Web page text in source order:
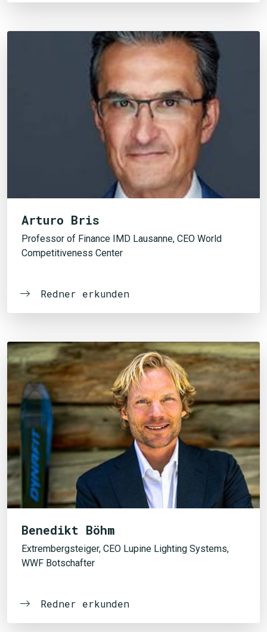
Arturo Bris
Professor of Finance IMD Lausanne, CEO World
Competitiveness Center
Redner erkunden
Benedikt Böhm
Extrembergsteiger, CEO Lupine Lighting Systems,
WWF Botschafter
Redner erkunden